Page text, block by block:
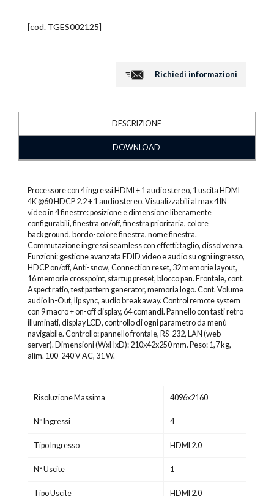
[cod. TGES002125]
Richiedi informazioni
DESCRIZIONE
DOWNLOAD
Processore con 4 ingressi HDMI + 1 audio stereo, 1 uscita HDMI
4K @60 HDCP 2.2 + 1 audio stereo. Visualizzabili al max 4 IN
video in 4 finestre: posizione e dimensione liberamente
configurabili, finestra on/off, finestra prioritaria, colore
background, bordo-colore finestra, nome finestra.
Commutazione ingressi seamless con effetti: taglio, dissolvenza.
Funzioni: gestione avanzata EDID video e audio su ogni ingresso,
HDCP on/off, Anti-snow, Connection reset, 32 memorie layout,
16 memorie crosspoint, startup preset, blocco pan. Frontale, cont.
Aspect ratio, test pattern generator, memoria logo. Cont. Volume
audio In-Out, lip sync, audio breakaway. Control remote system
con 9 macro + on-off display, 64 comandi. Pannello con tasti retro
illuminati, display LCD, controllo di ogni parametro da menù
navigabile. Controllo: pannello frontale, RS-232, LAN (web
server). Dimensioni (WxHxD): 210x42x250 mm. Peso: 1,7 kg,
alim. 100-240 V AC, 31 W.
Risoluzione Massima 4096x2160
N° Ingressi 4
Tipo Ingresso HDMI 2.0
N° Uscite 1
Tipo Uscite HDMI 2.0